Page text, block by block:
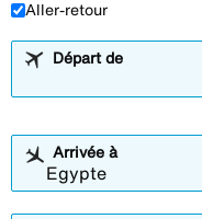
entier.Trouver
Aller-retour
Départ de
Arrivée à